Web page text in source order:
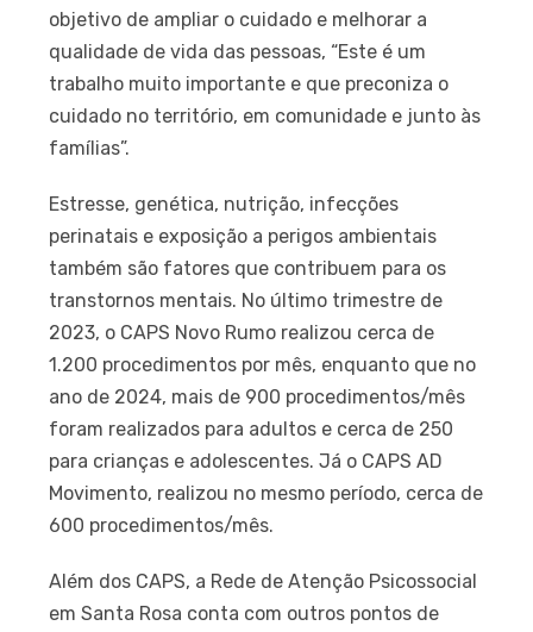
objetivo de ampliar o cuidado e melhorar a
qualidade de vida das pessoas, “Este é um
trabalho muito importante e que preconiza o
cuidado no território, em comunidade e junto às
famílias”.
Estresse, genética, nutrição, infecções
perinatais e exposição a perigos ambientais
também são fatores que contribuem para os
transtornos mentais. No último trimestre de
2023, o CAPS Novo Rumo realizou cerca de
1.200 procedimentos por mês, enquanto que no
ano de 2024, mais de 900 procedimentos/mês
foram realizados para adultos e cerca de 250
para crianças e adolescentes. Já o CAPS AD
Movimento, realizou no mesmo período, cerca de
600 procedimentos/mês.
Além dos CAPS, a Rede de Atenção Psicossocial
em Santa Rosa conta com outros pontos de